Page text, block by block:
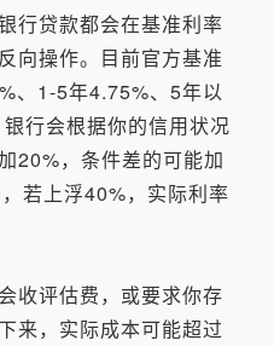
贷款都会在基准利率
向操作。目前官方基准
、1-5年4.75%、5年以
行会根据你的信用状况
20%，条件差的可能加
若上浮40%，实际利率
评估费，或要求你存
来，实际成本可能超过